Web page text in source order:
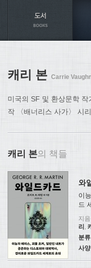
캐리 본 Carrie
미국의 SF 및 환상문학
작 〈배너리스 사가〉 시
캐리 본의 책들
와
이
드
지음
리 ,
분류
사양